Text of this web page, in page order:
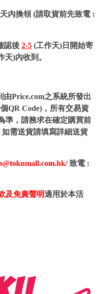
天內換領 (請取貨前先致電 :
認後 2-5 (工作天)日開始寄
天)內收到。
Price.com之系統所發出
QR Code)，所有交易資
準，請務求在確定購買前
需送貨請填寫詳細送貨
/ 致電 :
及免責聲明適用於本活